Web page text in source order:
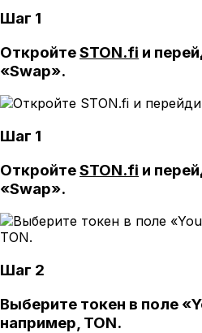
Шаг 1
ОткройтеSTON.fi и
«Swap».
Шаг 1
ОткройтеSTON.fi и
«Swap».
Шаг 2
Выберите токен в поле
например, TON.